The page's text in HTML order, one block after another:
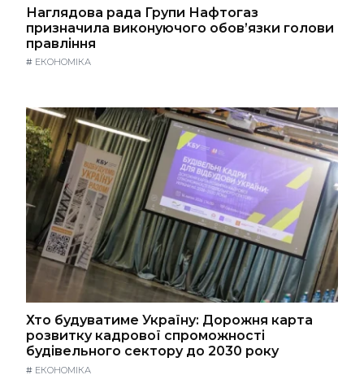
Наглядова рада Групи Нафтогаз
призначила виконуючого обов’язки голови
правління
# ЕКОНОМІКА
Хто будуватиме Україну: Дорожня карта
розвитку кадрової спроможності
будівельного сектору до 2030 року
# ЕКОНОМІКА